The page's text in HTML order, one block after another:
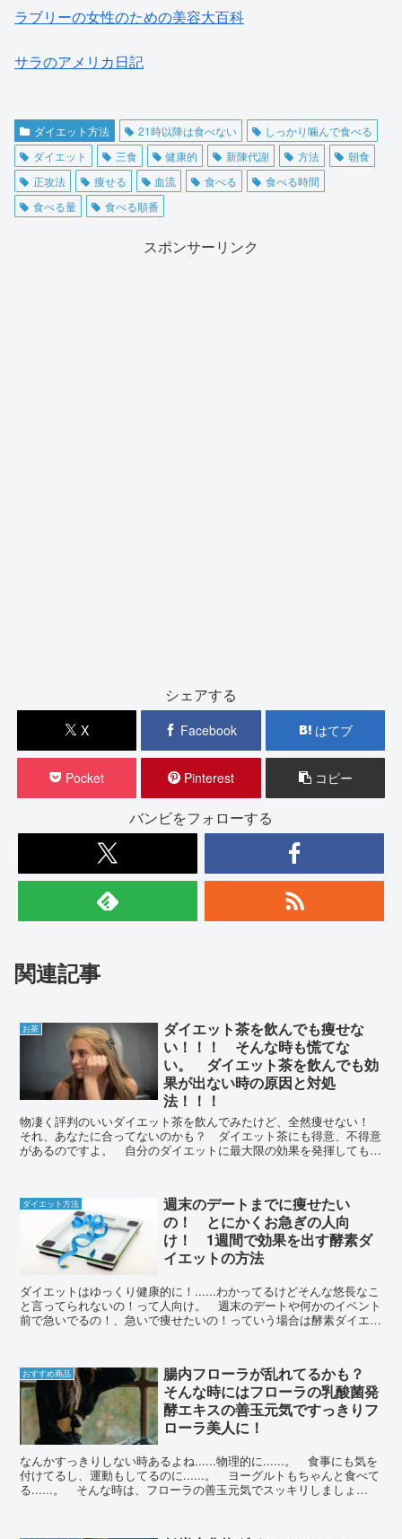
ラブリーの女性のための美容大百科
サラのアメリカ日記
ダイエット方法 21時以降は食べない
しっかり噛んで食べる
ダイエット
三食 健康的 新陳代謝 方法
朝食
正攻法
痩せる 血流 食べる
食べる時間
食べる量
食べる順番
スポンサーリンク
シェアする
X Facebook はてブ
Pocket Pinterest コピー
バンビをフォローする
関連記事
お茶
ダイエット茶を飲んでも痩せな
い！！！ そんな時も慌てな
い。 ダイエット茶を飲んでも効
果が出ない時の原因と対処
法！！！
物凄く評判のいいダイエット茶を飲んでみたけど、全然痩せない！
それ、あなたに合ってないのかも？ ダイエット茶にも得意、不得意
があるのですよ。 自分のダイエットに最大限の効果を発揮してもら
ダイエット方法
週末のデートまでに痩せたい
の！ とにかくお急ぎの人向
け！ 1週間で効果を出す酵素ダ
イエットの方法
ダイエットはゆっくり健康的に！......わかってるけどそんな悠長なこ
と言ってられないの！って人向け。 週末のデートや何かのイベント
前で急いでるの！、急いで痩せたいの！っていう場合は酵素ダイエッ
おすすめ商品
腸内フローラが乱れてるかも？
そんな時にはフローラの乳酸菌発
酵エキスの善玉元気ですっきりフ
ローラ美人に！
なんかすっきりしない時あるよね......物理的に......。 食事にも気を
付けてるし、運動もしてるのに......。 ヨーグルトもちゃんと食べて
る......。 そんな時は、フローラの善玉元気でスッキリしましょ